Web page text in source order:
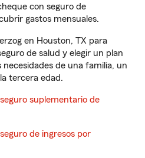
con seguro de
gastos mensuales.
en Houston, TX para
de salud y elegir un plan
de una familia, un
tercera edad.
suplementario de
de ingresos por